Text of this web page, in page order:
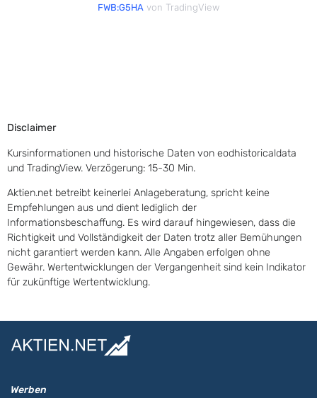
FWB:G5HA von TradingView
Disclaimer
Kursinformationen und historische Daten von eodhistoricaldata
und TradingView. Verzögerung: 15-30 Min.
Aktien.net betreibt keinerlei Anlageberatung, spricht keine
Empfehlungen aus und dient lediglich der
Informationsbeschaffung. Es wird darauf hingewiesen, dass die
Richtigkeit und Vollständigkeit der Daten trotz aller Bemühungen
nicht garantiert werden kann. Alle Angaben erfolgen ohne
Gewähr. Wertentwicklungen der Vergangenheit sind kein Indikator
für zukünftige Wertentwicklung.
Werben